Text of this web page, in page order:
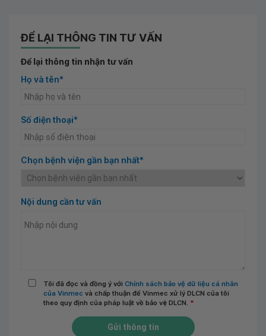
ĐỂ LẠI THÔNG TIN TƯ VẤN
Để lại thông tin nhận tư vấn
Họ và tên*
Số điện thoại*
Chọn bệnh viện gần bạn nhất*
Nội dung cần tư vấn
Tôi đã đọc và đồng ý với Chính sách bảo vệ dữ liệu cá nhân
của Vinmec và chấp thuận để Vinmec xử lý DLCN của tôi
theo quy định của pháp luật về bảo vệ DLCN. *
Gửi thông tin